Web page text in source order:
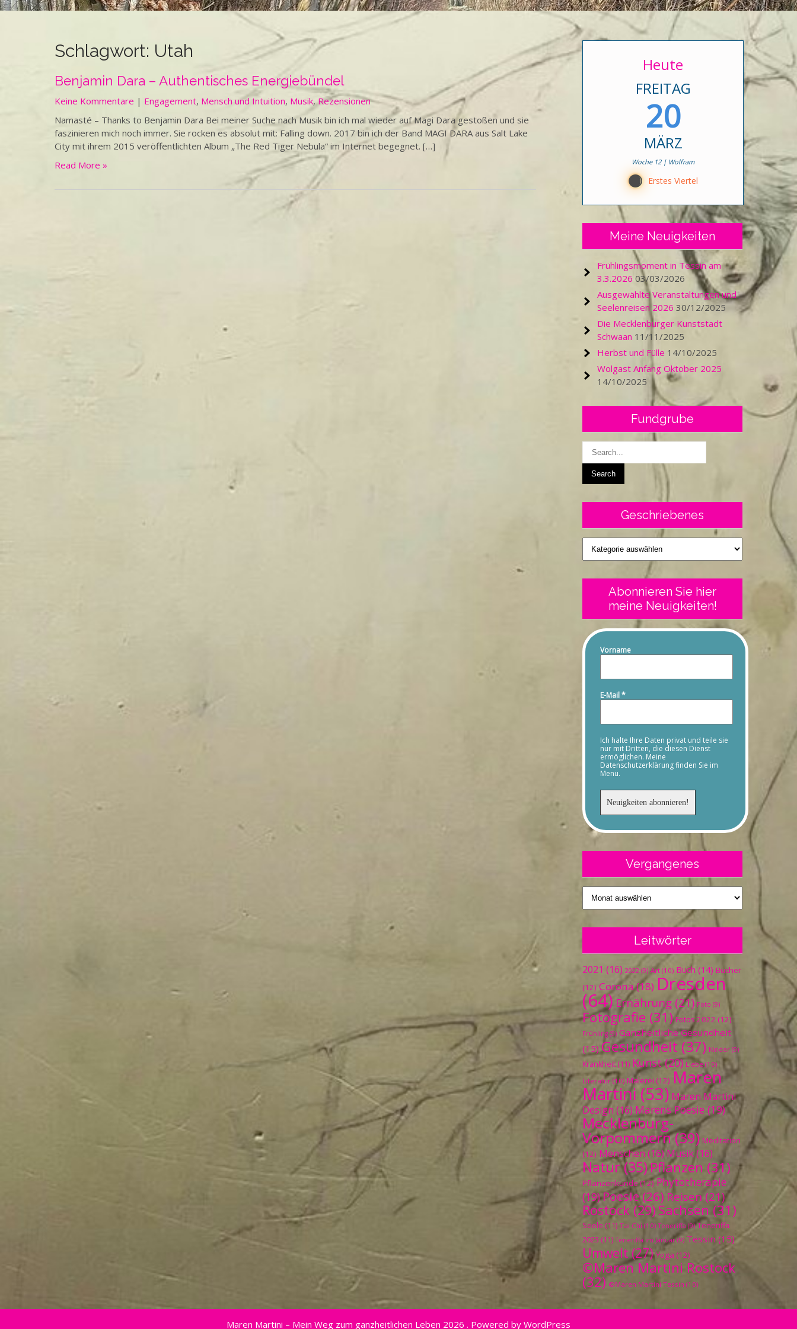
Schlagwort: Utah
Benjamin Dara – Authentisches Energiebündel
Keine Kommentare | Engagement, Mensch und Intuition, Musik,Rezensionen
Namasté – Thanks to Benjamin Dara Bei meiner Suche nach Musik bin ich mal wieder auf Magi Dara gestoßen und sie
faszinieren mich noch immer. Sie rocken es absolut mit: Falling down. 2017 bin ich der Band MAGI DARA aus Salt Lake
City mit ihrem 2015 veröffentlichten Album „The Red Tiger Nebula“ im Internet begegnet. […]
Read More »
Heute
FREITAG
20
MÄRZ
Woche 12 | Wolfram
B Erstes Viertel
Meine Neuigkeiten
Frühlingsmoment in Tessin am
3.3.2026 03/03/2026
Ausgewählte Veranstaltungen und
Seelenreisen 2026 30/12/2025
Die Mecklenburger Kunststadt
Schwaan 11/11/2025
Herbst und Fülle 14/10/2025
Wolgast Anfang Oktober 2025
14/10/2025
Fundgrube
Geschriebenes
Geschriebenes
Abonnieren Sie hier
meine Neuigkeiten!
Vorname
E-Mail*
Ich halte Ihre Daten privat und teile sie
nur mit Dritten, die diesen Dienst
ermöglichen. Meine
Datenschutzerklärung finden Sie im
Menü.
Vergangenes
Vergangenes
Leitwörter
2021 (16) 2022 (9) Art (10) Buch (14) Bücher
(12) Corona(18) Dresden
(64) Ernährung (21) Foto (9)
Fotografie (31) Fotos 2022 (12)
Frühling (9) Ganzheitliche Gesundheit
(15) Gesundheit (37) Kinder (9)
Krankheit (11) Kunst(20) Liebe(10)
Literatur (10) Malerei (12) Maren
Martini(53) Maren Martini
Design (16) Marens Poesie (19)
Mecklenburg-
Vorpommern(39) Meditation
(12) Menschen (16) Musik(16)
Natur(35)Pflanzen (31)
Pflanzenkunde(12) Phytotherapie
(19)Poesie(26) Reisen(21)
Rostock (29) Sachsen (31)
Seele (11) Tai Chi (10) Teneriffa (9) Teneriffa
2023 (11) Teneriffa im Januar(9) Tessin (15)
Umwelt (27) Yoga (12)
©Maren Martini Rostock
(32) ©Maren Martini Tessin (10)
Maren Martini – Mein Weg zum ganzheitlichen Leben 2026 . Powered by WordPress